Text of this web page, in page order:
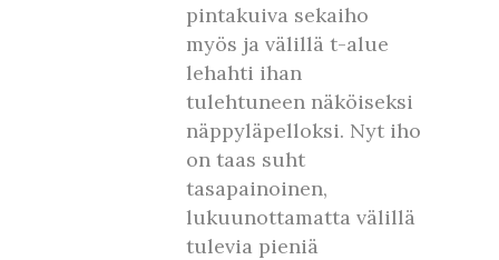
pintakuiva sekaiho
myös ja välillä t-alue
lehahti ihan
tulehtuneen näköiseksi
näppyläpelloksi. Nyt iho
on taas suht
tasapainoinen,
lukuunottamatta välillä
tulevia pieniä